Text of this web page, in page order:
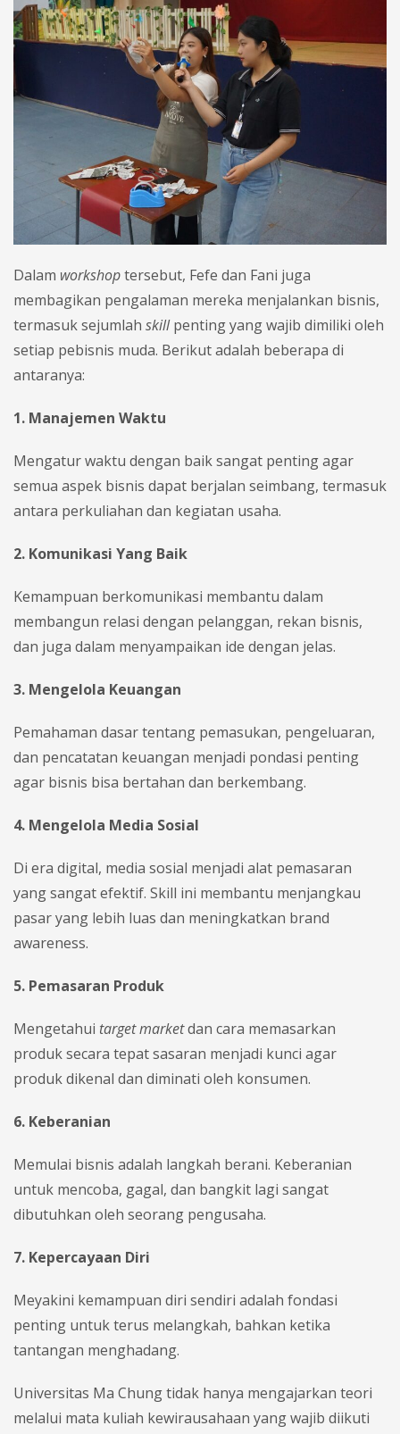
Dalam workshoptersebut, Fefe dan Fani juga
membagikan pengalaman mereka menjalankan bisnis,
termasuk sejumlah skillpenting yang wajib dimiliki oleh
setiap pebisnis muda. Berikut adalah beberapa di
antaranya:
1. Manajemen Waktu
Mengatur waktu dengan baik sangat penting agar
semua aspek bisnis dapat berjalan seimbang, termasuk
antara perkuliahan dan kegiatan usaha.
2. Komunikasi Yang Baik
Kemampuan berkomunikasi membantu dalam
membangun relasi dengan pelanggan, rekan bisnis,
dan juga dalam menyampaikan ide dengan jelas.
3. Mengelola Keuangan
Pemahaman dasar tentang pemasukan, pengeluaran,
dan pencatatan keuangan menjadi pondasi penting
agar bisnis bisa bertahan dan berkembang.
4. Mengelola Media Sosial
Di era digital, media sosial menjadi alat pemasaran
yang sangat efektif. Skill ini membantu menjangkau
pasar yang lebih luas dan meningkatkan brand
awareness.
5. Pemasaran Produk
Mengetahui target marketdan cara memasarkan
produk secara tepat sasaran menjadi kunci agar
produk dikenal dan diminati oleh konsumen.
6. Keberanian
Memulai bisnis adalah langkah berani. Keberanian
untuk mencoba, gagal, dan bangkit lagi sangat
dibutuhkan oleh seorang pengusaha.
7. Kepercayaan Diri
Meyakini kemampuan diri sendiri adalah fondasi
penting untuk terus melangkah, bahkan ketika
tantangan menghadang.
Universitas Ma Chung tidak hanya mengajarkan teori
melalui mata kuliah kewirausahaan yang wajib diikuti